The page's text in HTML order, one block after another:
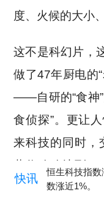
度、火候的大小
这不是科幻片，
做了47年厨电的
——自研的“食神”
食侦探”。更让
来科技的同时，
营收稳稳达到
3.07亿元的净利润
快讯
恒生科技指
数涨近1%。